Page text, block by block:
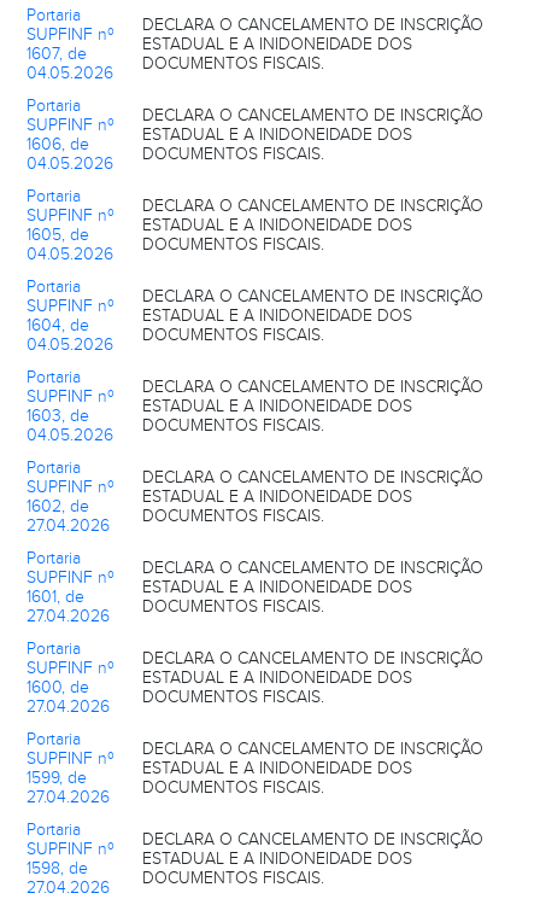
Portaria
SUPFINF nº
1607, de
04.05.2026
DECLARA O CANCELAMENTO DE INSCRIÇÃO
ESTADUAL E A INIDONEIDADE DOS
DOCUMENTOS FISCAIS.
Portaria
SUPFINF nº
1606, de
04.05.2026
DECLARA O CANCELAMENTO DE INSCRIÇÃO
ESTADUAL E A INIDONEIDADE DOS
DOCUMENTOS FISCAIS.
Portaria
SUPFINF nº
1605, de
04.05.2026
DECLARA O CANCELAMENTO DE INSCRIÇÃO
ESTADUAL E A INIDONEIDADE DOS
DOCUMENTOS FISCAIS.
Portaria
SUPFINF nº
1604, de
04.05.2026
DECLARA O CANCELAMENTO DE INSCRIÇÃO
ESTADUAL E A INIDONEIDADE DOS
DOCUMENTOS FISCAIS.
Portaria
SUPFINF nº
1603, de
04.05.2026
DECLARA O CANCELAMENTO DE INSCRIÇÃO
ESTADUAL E A INIDONEIDADE DOS
DOCUMENTOS FISCAIS.
Portaria
SUPFINF nº
1602, de
27.04.2026
DECLARA O CANCELAMENTO DE INSCRIÇÃO
ESTADUAL E A INIDONEIDADE DOS
DOCUMENTOS FISCAIS.
Portaria
SUPFINF nº
1601, de
27.04.2026
DECLARA O CANCELAMENTO DE INSCRIÇÃO
ESTADUAL E A INIDONEIDADE DOS
DOCUMENTOS FISCAIS.
Portaria
SUPFINF nº
1600, de
27.04.2026
DECLARA O CANCELAMENTO DE INSCRIÇÃO
ESTADUAL E A INIDONEIDADE DOS
DOCUMENTOS FISCAIS.
Portaria
SUPFINF nº
1599, de
27.04.2026
DECLARA O CANCELAMENTO DE INSCRIÇÃO
ESTADUAL E A INIDONEIDADE DOS
DOCUMENTOS FISCAIS.
Portaria
SUPFINF nº
1598, de
27.04.2026
DECLARA O CANCELAMENTO DE INSCRIÇÃO
ESTADUAL E A INIDONEIDADE DOS
DOCUMENTOS FISCAIS.